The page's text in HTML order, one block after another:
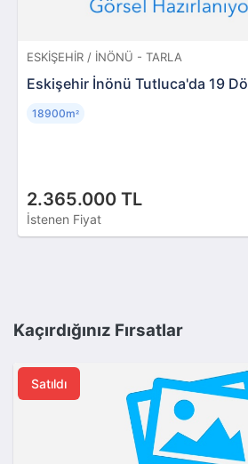
ESKIŞEHIR / İNÖNÜ - TARLA
Eskişehir İnönü Tutluca'da 19
2.365.000 TL
İstenen Fiyat
18900m²
Kaçırdığınız Fırsatlar
Satıldı